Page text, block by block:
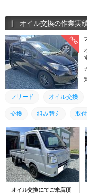
オイル交換の作業実
new
オイ
フリード オイル交換
交換 組み替え 取付
タイヤ タイヤ交換
土日営業
オイル交換にてご来店頂